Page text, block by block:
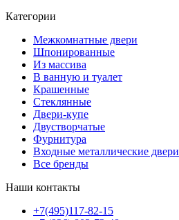
Категории
Межкомнатные двери
Шпонированные
Из массива
В ванную и туалет
Крашенные
Стеклянные
Двери-купе
Двустворчатые
Фурнитура
Входные металлические двери
Все бренды
Наши контакты
+7(495)117-82-15